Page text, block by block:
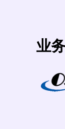
业